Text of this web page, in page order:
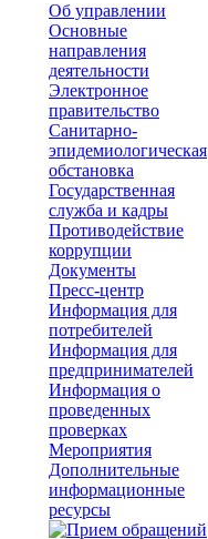
Об управлении
Основные
направления
деятельности
Электронное
правительство
Санитарно-
эпидемиологическая
обстановка
Государственная
служба и кадры
Противодействие
коррупции
Документы
Пресс-центр
Информация для
потребителей
Информация для
предпринимателей
Информация о
проведенных
проверках
Мероприятия
Дополнительные
информационные
ресурсы